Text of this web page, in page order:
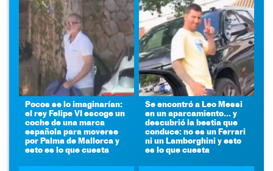
Pocos se lo imaginarían:
el rey Felipe VI escoge un
coche de una marca
española para moverse
por Palma de Mallorca y
esto es lo que cuesta
Se encontró a Leo Messi
en un aparcamiento... y
descubrió la bestia que
conduce: no es un Ferrari
ni un Lamborghini y esto
es lo que cuesta